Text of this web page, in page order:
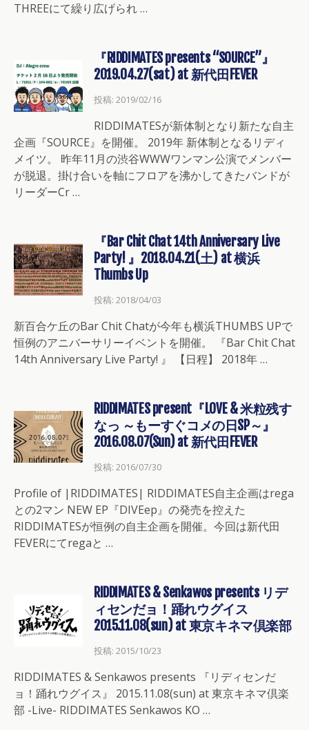
THREEにて繰り広げられ …
『RIDDIMATES presents “SOURCE”』
2019.04.27(sat) at 新代田FEVER
投稿: 2019/02/16
RIDDIMATESが新体制となり新たな自主
企画『SOURCE』を開催。 2019年 新体制となるリディ
メイツ。 昨年11月の渋谷WWWワンマン公演でメンバー
が脱退。掛け合いを軸にフロアを沸かしてきたバンドが
リーダーCr …
『Bar Chit Chat 14th Anniversary Live
Party! 』2018.04.21(土) at 横浜
Thumbs Up
投稿: 2018/04/03
新百合ケ丘のBar Chit Chatが今年も横浜THUMBS UPで
恒例のアニバーサリーイベントを開催。 『Bar Chit Chat
14th Anniversary Live Party! 』 【日程】 2018年 …
RIDDIMATES present『LOVE & 米粒残す
なっ ～もーすぐコメの日SP～』
2016.08.07(Sun) at 新代田FEVER
投稿: 2016/07/30
Profile of |RIDDIMATES| RIDDIMATES自主企画はrega
との2マン NEW EP『DIVEep』の発売を控えた
RIDDIMATESが恒例の自主企画を開催。今回は新代田
FEVERにてregaと …
RIDDIMATES & Senkawos presents リデ
ィセンだョ！踊れウグイス
2015.11.08(sun) at 東京キネマ倶楽部
投稿: 2015/10/23
RIDDIMATES & Senkawos presents 『リディセンだ
ョ！踊れウグイス』 2015.11.08(sun) at 東京キネマ倶楽
部 -Live- RIDDIMATES Senkawos KO …